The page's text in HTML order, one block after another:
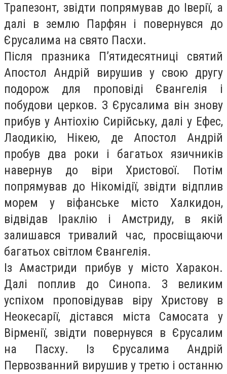
Трапезонт, звідти попрямував до Іверії, а
далі в землю Парфян і повернувся до
Єрусалима на свято Пасхи.
Після празника П’ятидесятниці святий
Апостол Андрій вирушив у свою другу
подорож для проповіді Євангелія і
побудови церков. З Єрусалима він знову
прибув у Антіохію Сирійську, далі у Ефес,
Лаодикію, Нікею, де Апостол Андрій
пробув два роки і багатьох язичників
навернув до віри Христової. Потім
попрямував до Нікомідії, звідти відплив
морем у віфанське місто Халкидон,
відвідав Іраклію і Амстриду, в якій
залишався тривалий час, просвіщаючи
багатьох світлом Євангелія.
Із Амастриди прибув у місто Харакон.
Далі поплив до Синопа. З великим
успіхом проповідував віру Христову в
Неокесарії, дістався міста Самосата у
Вірменії, звідти повернувся в Єрусалим
на Пасху. Із Єрусалима Андрій
Первозванний вирушив у третю і останню